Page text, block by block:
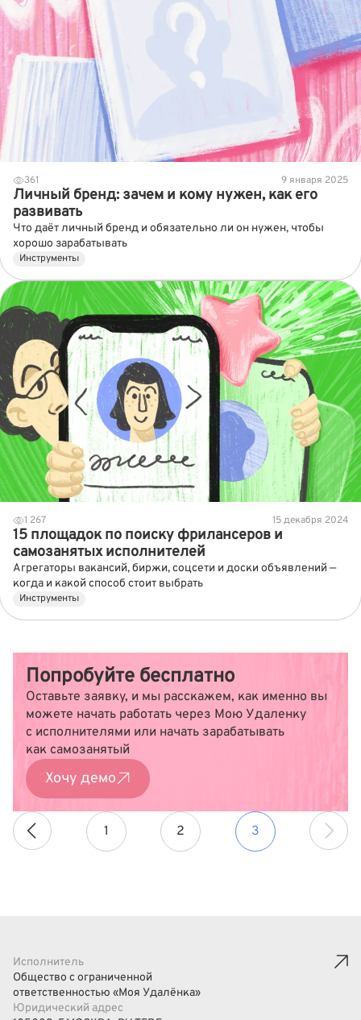
361 9 января 2025
Личный бренд: зачем и кому нужен, как его
развивать
Что даёт личный бренд и обязательно ли он нужен, чтобы
хорошо зарабатывать
Инструменты
1 267 15 декабря 2024
15 площадок по поиску фрилансеров и
самозанятых исполнителей
Агрегаторы вакансий, биржи, соцсети и доски объявлений —
когда и какой способ стоит выбрать
Инструменты
Попробуйте бесплатно
Оставьте заявку, и мы расскажем, как именно вы
можете начать работать через Мою Удаленку
с исполнителями или начать зарабатывать
как самозанятый
Хочу демо
1 2 3
Исполнитель
Общество с ограниченной
ответственностью «Моя Удалёнка»
Юридический адрес